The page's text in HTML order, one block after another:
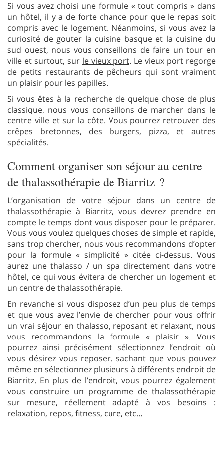
Si vous avez choisi une formule « tout compris » dans
un hôtel, il y a de forte chance pour que le repas soit
compris avec le logement. Néanmoins, si vous avez la
curiosité de gouter la cuisine basque et la cuisine du
sud ouest, nous vous conseillons de faire un tour en
ville et surtout, sur le vieux port. Le vieux port regorge
de petits restaurants de pêcheurs qui sont vraiment
un plaisir pour les papilles.
Si vous êtes à la recherche de quelque chose de plus
classique, nous vous conseillons de marcher dans le
centre ville et sur la côte. Vous pourrez retrouver des
crêpes bretonnes, des burgers, pizza, et autres
spécialités.
Comment organiser son séjour au centre
de thalassothérapie de Biarritz ?
L’organisation de votre séjour dans un centre de
thalassothérapie à Biarritz, vous devrez prendre en
compte le temps dont vous disposer pour le préparer.
Vous vous voulez quelques choses de simple et rapide,
sans trop chercher, nous vous recommandons d’opter
pour la formule « simplicité » citée ci-dessus. Vous
aurez une thalasso / un spa directement dans votre
hôtel, ce qui vous évitera de chercher un logement et
un centre de thalassothérapie.
En revanche si vous disposez d’un peu plus de temps
et que vous avez l’envie de chercher pour vous offrir
un vrai séjour en thalasso, reposant et relaxant, nous
vous recommandons la formule « plaisir ». Vous
pourrez ainsi précisément sélectionnez l’endroit où
vous désirez vous reposer, sachant que vous pouvez
même en sélectionnez plusieurs à différents endroit de
Biarritz. En plus de l’endroit, vous pourrez également
vous construire un programme de thalassothérapie
sur mesure, réellement adapté à vos besoins :
relaxation, repos, fitness, cure, etc…